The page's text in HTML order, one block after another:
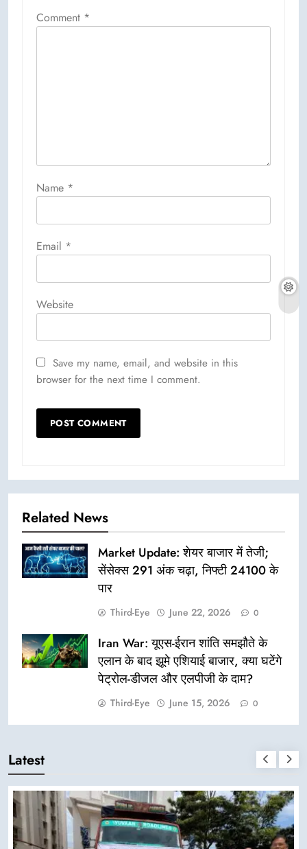
Comment *
Name *
Email *
Website
Save my name, email, and website in this
browser for the next time I comment.
Related News
Market Update: शेयर बाजार में तेजी;
सेंसेक्स 291 अंक चढ़ा, निफ्टी 24100 के
पार
Third-Eye June 22, 2026 0
Iran War: यूएस-ईरान शांति समझौते के
एलान के बाद झूमे एशियाई बाजार, क्या घटेंगे
पेट्रोल-डीजल और एलपीजी के दाम?
Third-Eye June 15, 2026 0
Latest